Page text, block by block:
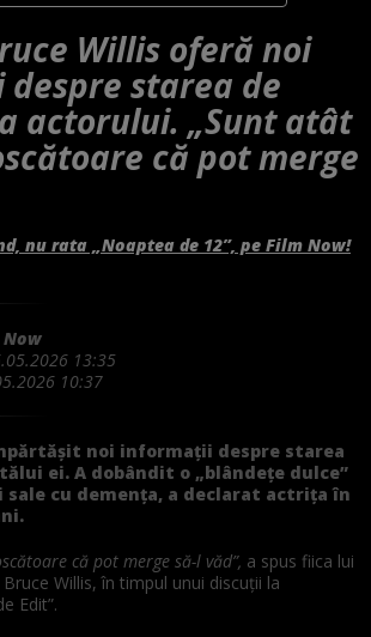
Willis oferă noi
starea de
actorului. „Sunt atât
că pot merge
nu rata „Noaptea de 12”, pe Film Now!
13:35
10:37
noi informații despre starea
ei. A dobândit o „blândețe dulce”
cu demența, a declarat actrița în
că pot merge să-l văd”, a spus fiica lui
Willis, în timpul unui discuții la
Edit”.